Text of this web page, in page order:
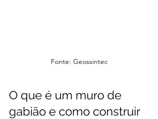
Fonte: Geossintec
O que é um muro de
gabião e como construir